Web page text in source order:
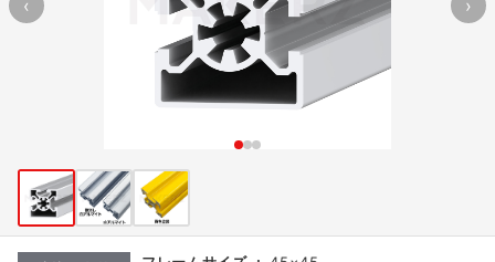
‹ ›